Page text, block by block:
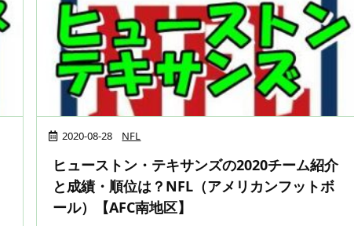
2020-08-28 NFL
ヒューストン・テキサンズの2020チーム紹介
と成績・順位は？NFL（アメリカンフットボ
ール）【AFC南地区】